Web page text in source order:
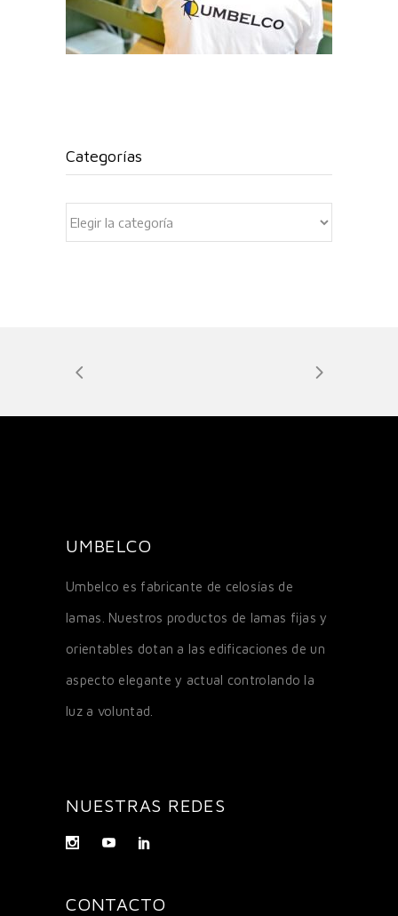
Categorías
UMBELCO
Umbelco es fabricante de celosías de
lamas. Nuestros productos de lamas fijas y
orientables dotan a las edificaciones de un
aspecto elegante y actual controlando la
luz a voluntad.
NUESTRAS REDES
CONTACTO